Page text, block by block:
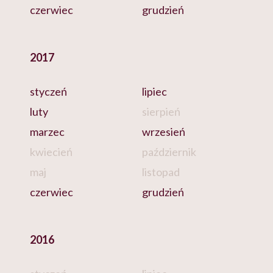
czerwiec grudzień
2017
styczeń
luty
marzec
kwiecień
maj
czerwiec
lipiec
sierpień
wrzesień
październik
listopad
grudzień
2016